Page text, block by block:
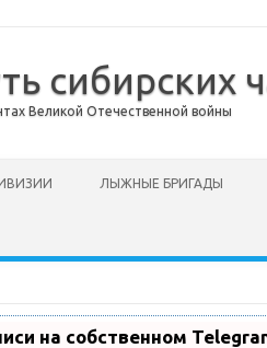
сибирских
Великой Отечественной войны
ЛЫЖНЫЕ БРИГАДЫ
на собственном